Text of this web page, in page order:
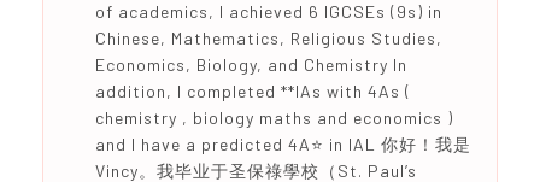
of academics, I achieved 6 IGCSEs (9s) in
Chinese, Mathematics, Religious Studies,
Economics, Biology, and Chemistry In
addition, I completed **IAs with 4As (
chemistry , biology maths and economics )
and I have a predicted 4A⭐️ in IAL 你好！我是
Vincy。我毕业于圣保祿學校（St. Paul’s